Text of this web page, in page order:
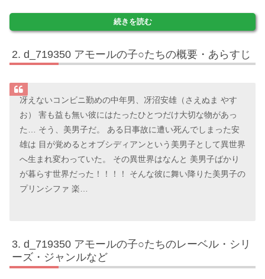
続きを読む
d_719350 アモールの子○たちの概要・あらすじ
冴えないコンビニ勤めの中年男、冴沼安雄（さえぬま やす
お） 害も益も無い彼にはたったひとつだけ大切な物があっ
た… そう、美男子だ。 ある日事故に遭い死んでしまった安
雄は 目が覚めるとオブシディアンという美男子として異世界
へ生まれ変わっていた。 その異世界はなんと 美男子ばかり
が暮らす世界だった！！！！ そんな彼に舞い降りた美男子の
プリンシファ 楽…
d_719350 アモールの子○たちのレーベル・シリ
ーズ・ジャンルなど